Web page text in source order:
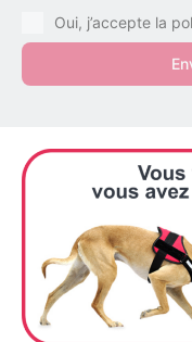
Oui, j’accepte la